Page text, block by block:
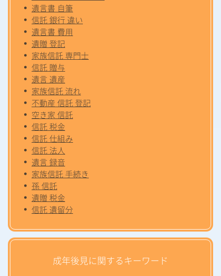
遺言書 自筆
信託 銀行 違い
遺言書 費用
遺贈 登記
家族信託 専門士
信託 贈与
遺言 遺産
家族信託 流れ
不動産 信託 登記
空き家 信託
信託 税金
信託 仕組み
信託 法人
遺言 録音
家族信託 手続き
孫 信託
遺贈 税金
信託 遺留分
成年後見に関するキーワード